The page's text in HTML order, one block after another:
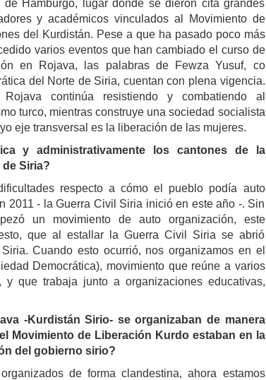
Hamburgo, lugar donde se dieron cita grandes
y académicos vinculados al Movimiento de
del Kurdistán. Pese a que ha pasado poco más
varios eventos que han cambiado el curso de
en Rojava, las palabras de Fewza Yusuf, co
del Norte de Siria, cuentan con plena vigencia.
continúa resistiendo y combatiendo al
turco, mientras construye una sociedad socialista
eje transversal es la liberación de las mujeres.
y administrativamente los cantones de la
Siria?
respecto a cómo el pueblo podía auto
2011 - la Guerra Civil Siria inició en este año -. Sin
un movimiento de auto organización, este
que al estallar la Guerra Civil Siria se abrió
Cuando esto ocurrió, nos organizamos en el
Democrática), movimiento que reúne a varios
y que trabaja junto a organizaciones educativas,
-Kurdistán Sirio- se organizaban de manera
Movimiento de Liberación Kurdo estaban en la
del gobierno sirio?
de forma clandestina, ahora estamos